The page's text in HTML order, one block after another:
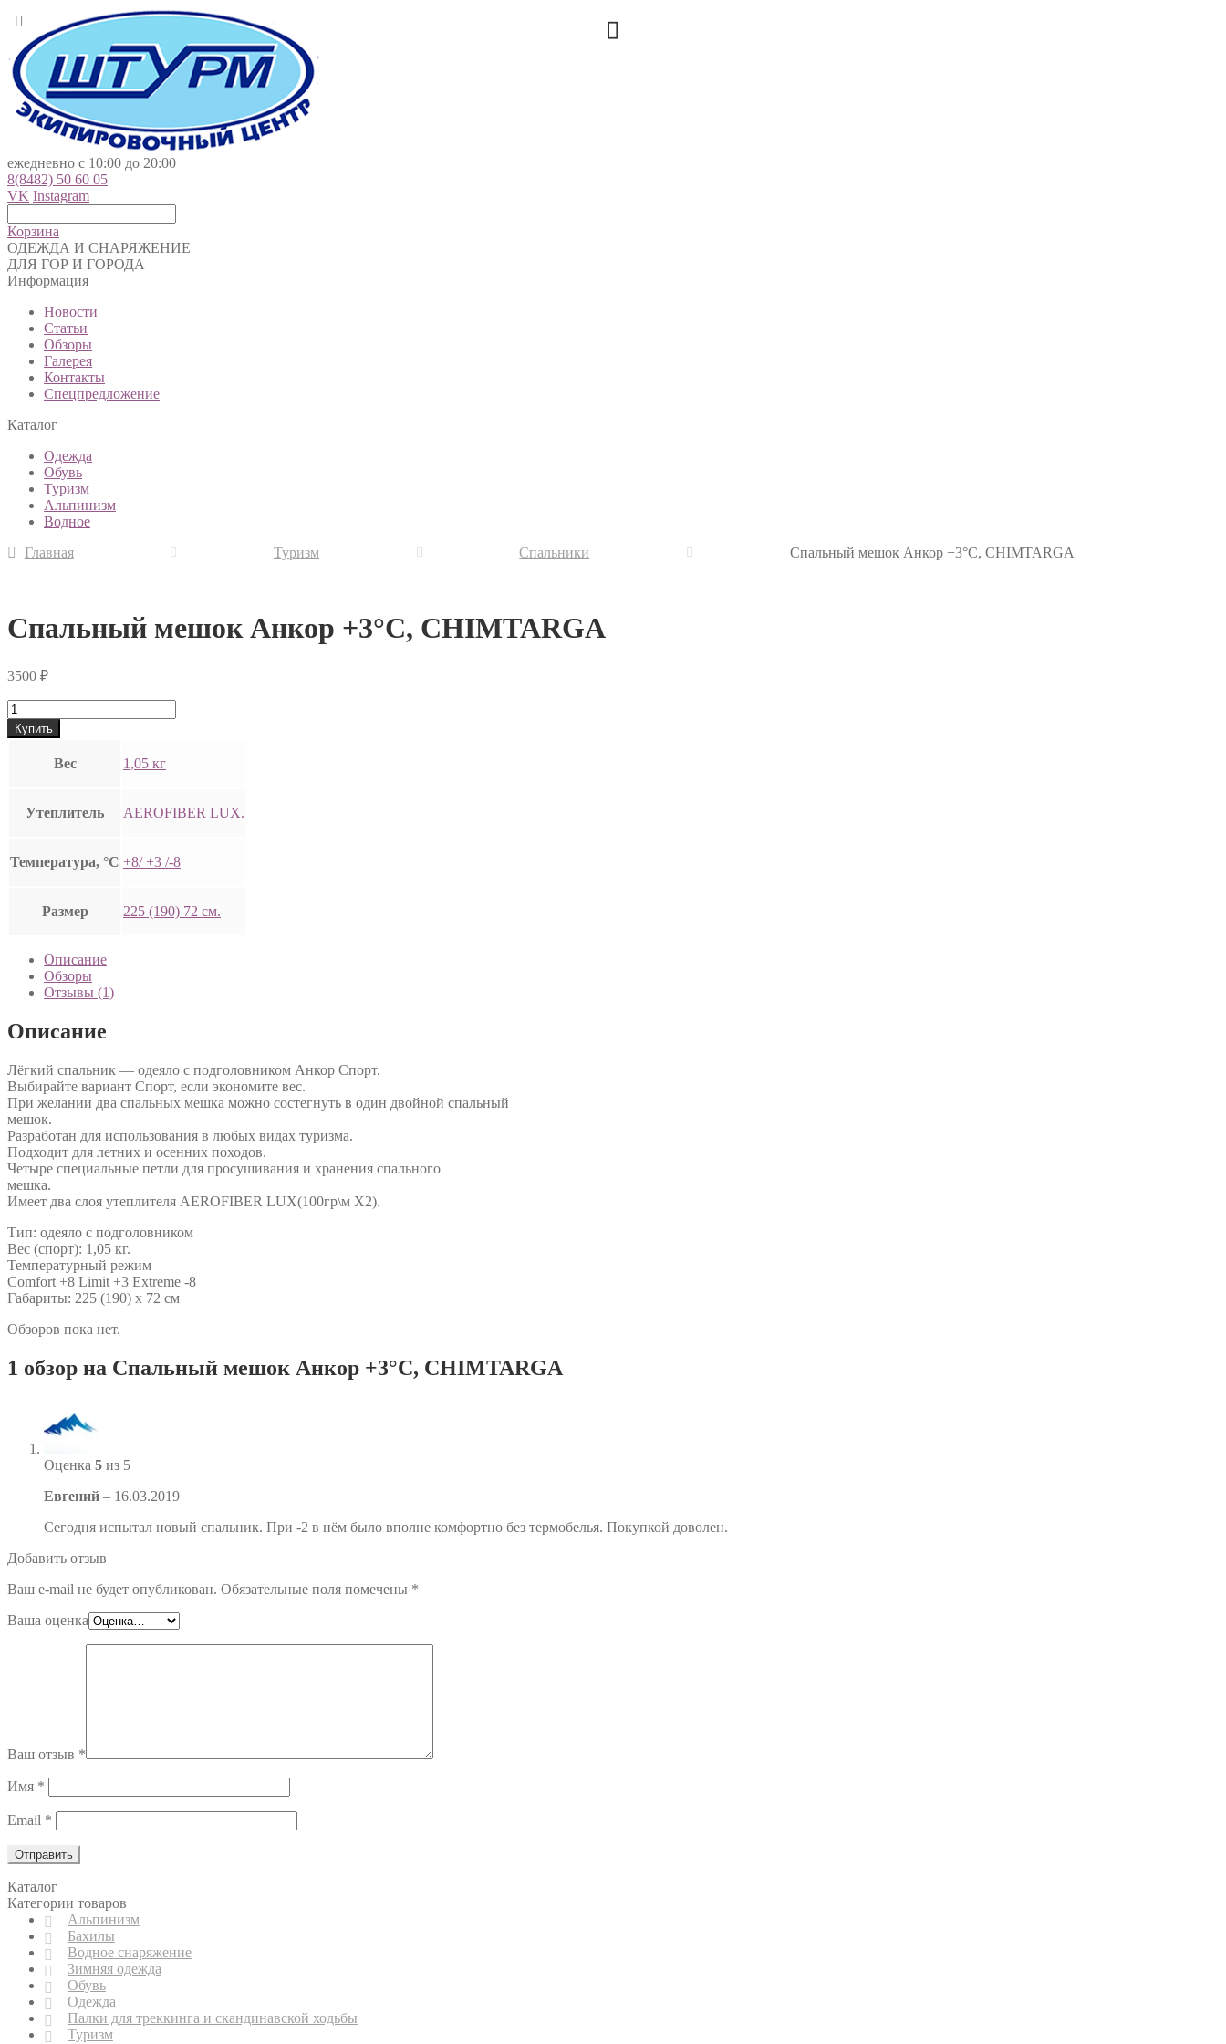
ежедневно с 10:00 до 20:00
8(8482) 50 60 05
VK Instagram
Корзина
ОДЕЖДА И СНАРЯЖЕНИЕ
ДЛЯ ГОР И ГОРОДА
Информация
Новости
Статьи
Обзоры
Галерея
Контакты
Спецпредложение
Каталог
Одежда
Обувь
Туризм
Альпинизм
Водное
Главная
Туризм Спальники Спальный мешок Анкор +3°C, CHIMTARGA
Спальный мешок Анкор +3°C, CHIMTARGA
3500 ₽
Купить
Вес 1,05 кг
Утеплитель AEROFIBER LUX.
Температура, °C +8/ +3 /-8
Размер 225 (190) 72 см.
Описание
Обзоры
Отзывы (1)
Описание
Лёгкий спальник — одеяло с подголовником Анкор Спорт.
Выбирайте вариант Спорт, если экономите вес.
При желании два спальных мешка можно состегнуть в один двойной спальный
мешок.
Разработан для использования в любых видах туризма.
Подходит для летних и осенних походов.
Четыре специальные петли для просушивания и хранения спального
мешка.
Имеет два слоя утеплителя AEROFIBER LUX(100гр\м Х2).
Тип: одеяло с подголовником
Вес (спорт): 1,05 кг.
Температурный режим
Comfort +8 Limit +3 Extreme -8
Габариты: 225 (190) х 72 см
Обзоров пока нет.
1 обзор на Спальный мешок Анкор +3°C, CHIMTARGA
Оценка 5 из 5
Евгений – 16.03.2019
Сегодня испытал новый спальник. При -2 в нём было вполне комфортно без термобелья. Покупкой доволен.
Добавить отзыв
Ваш e-mail не будет опубликован. Обязательные поля помечены *
Ваша оценка
Ваш отзыв *
Имя *
Email *
Каталог
Категории товаров
Альпинизм
Бахилы
Водное снаряжение
Зимняя одежда
Обувь
Одежда
Палки для треккинга и скандинавской ходьбы
Туризм